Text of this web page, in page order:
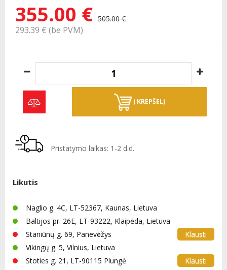
355.00 € 505.00 €
293.39 € (be PVM)
Į KREPŠELĮ
Pristatymo laikas: 1-2 d.d.
Likutis
Naglio g. 4C, LT-52367, Kaunas, Lietuva
Baltijos pr. 26E, LT-93222, Klaipėda, Lietuva
Staniūnų g. 69, Panevėžys
Klausti
Vikingų g. 5, Vilnius, Lietuva
Stoties g. 21, LT-90115 Plungė
Klausti